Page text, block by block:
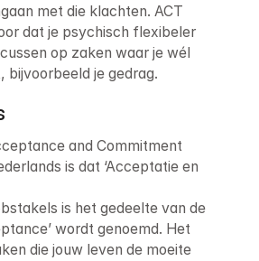
met die klachten. ACT
dat je psychisch flexibeler
op zaken waar je wél
bijvoorbeeld je gedrag.
and Commitment
is dat ‘Acceptatie en
is het gedeelte van de
wordt genoemd. Het
die jouw leven de moeite